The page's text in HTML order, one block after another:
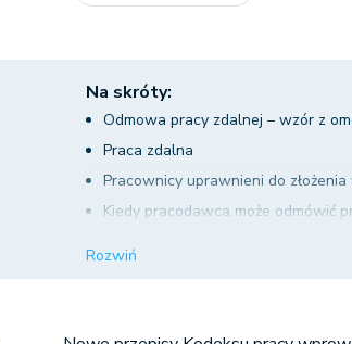
Na skróty:
Odmowa pracy zdalnej – wzór z
Praca zdalna
Pracownicy uprawnieni do
Kiedy pracodawca może odmówić
Rozwiń